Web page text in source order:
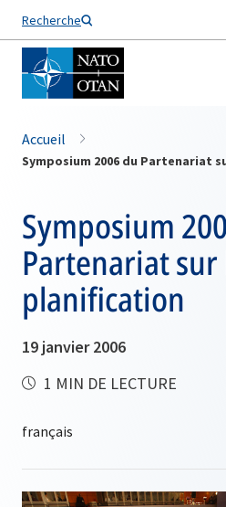
Recherche
Nom de famille*
Accueil
Symposium 2006 du Partenariat
Symposium
Partenariat sur
planification
19 janvier 2006
1 MIN DE LECTURE